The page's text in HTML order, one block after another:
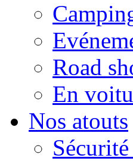
Road
En
Nos atouts